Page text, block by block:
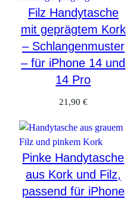
Filz Handytasche
mit geprägtem Kork
– Schlangenmuster
– für iPhone 14 und
14 Pro
21,90 €
Pinke Handytasche
aus Kork und Filz,
passend für iPhone